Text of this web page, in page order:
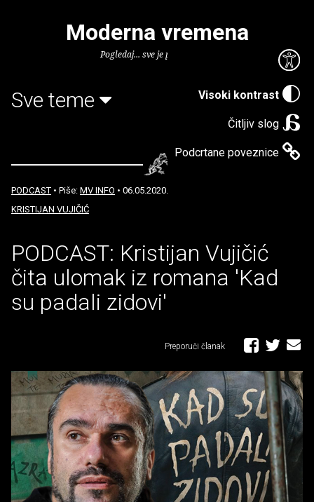
Visoki kontrast
Čitljiv slog
Podcrtane poveznice
Moderna vremena
Pogledaj... sve je puno knjiga.
Sve teme
PODCAST • Piše: MV INFO • 06.05.2020.
KRISTIJAN VUJIČIĆ
PODCAST: Kristijan Vujičić
čita ulomak iz romana 'Kad
su padali zidovi'
Preporuči članak